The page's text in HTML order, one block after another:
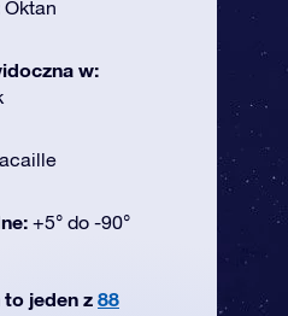
Oktan
w:
+5° do -90°
jeden z 88